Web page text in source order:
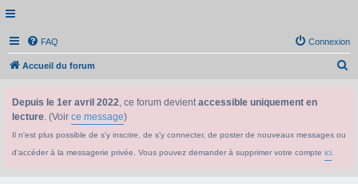
FAQ Connexion
Accueil du forum
Depuis le 1er avril 2022, ce forum devientaccessible uniquement en
lecture. (Voir ce message)
Il n'est plus possible de s'y inscrire, de s'y connecter, de poster de nouveaux messages ou
d'accéder à la messagerie privée. Vous pouvez demander à supprimer votre compte ici